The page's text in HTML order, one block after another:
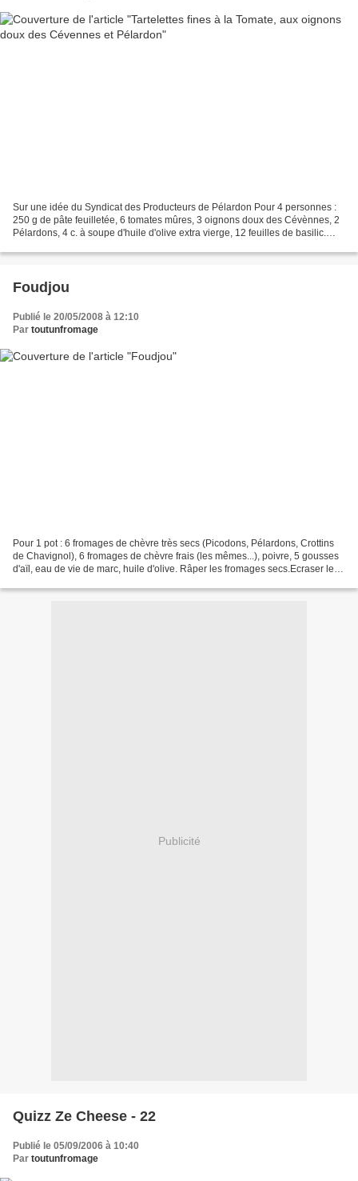
Sur une idée du Syndicat des Producteurs de Pélardon Pour 4 personnes :
250 g de pâte feuilletée, 6 tomates mûres, 3 oignons doux des Cévènnes, 2
Pélardons, 4 c. à soupe d'huile d'olive extra vierge, 12 feuilles de basilic.
Foudjou
Publié le 20/05/2008 à 12:10
Par toutunfromage
Pour 1 pot : 6 fromages de chèvre très secs (Picodons, Pélardons, Crottins
de Chavignol), 6 fromages de chèvre frais (les mêmes...), poivre, 5 gousses
d'aïl, eau de vie de marc, huile d'olive. Râper les fromages secs.Ecraser les
Publicité
Quizz Ze Cheese - 22
Publié le 05/09/2006 à 10:40
Par toutunfromage